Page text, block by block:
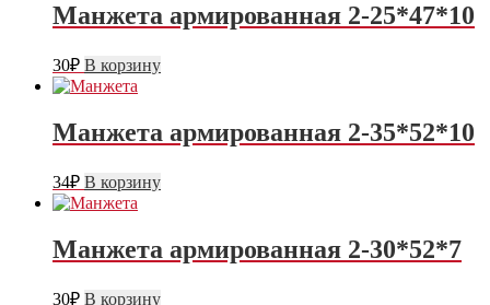
Манжета армированная 2-25*47*10
30₽ В корзину
Манжета армированная 2-35*52*10
34₽ В корзину
Манжета армированная 2-30*52*7
30₽ В корзину